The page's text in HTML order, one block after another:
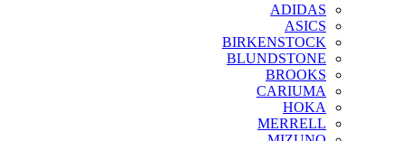
ADIDAS
ASICS
BIRKENSTOCK
BLUNDSTONE
BROOKS
CARIUMA
HOKA
MERRELL